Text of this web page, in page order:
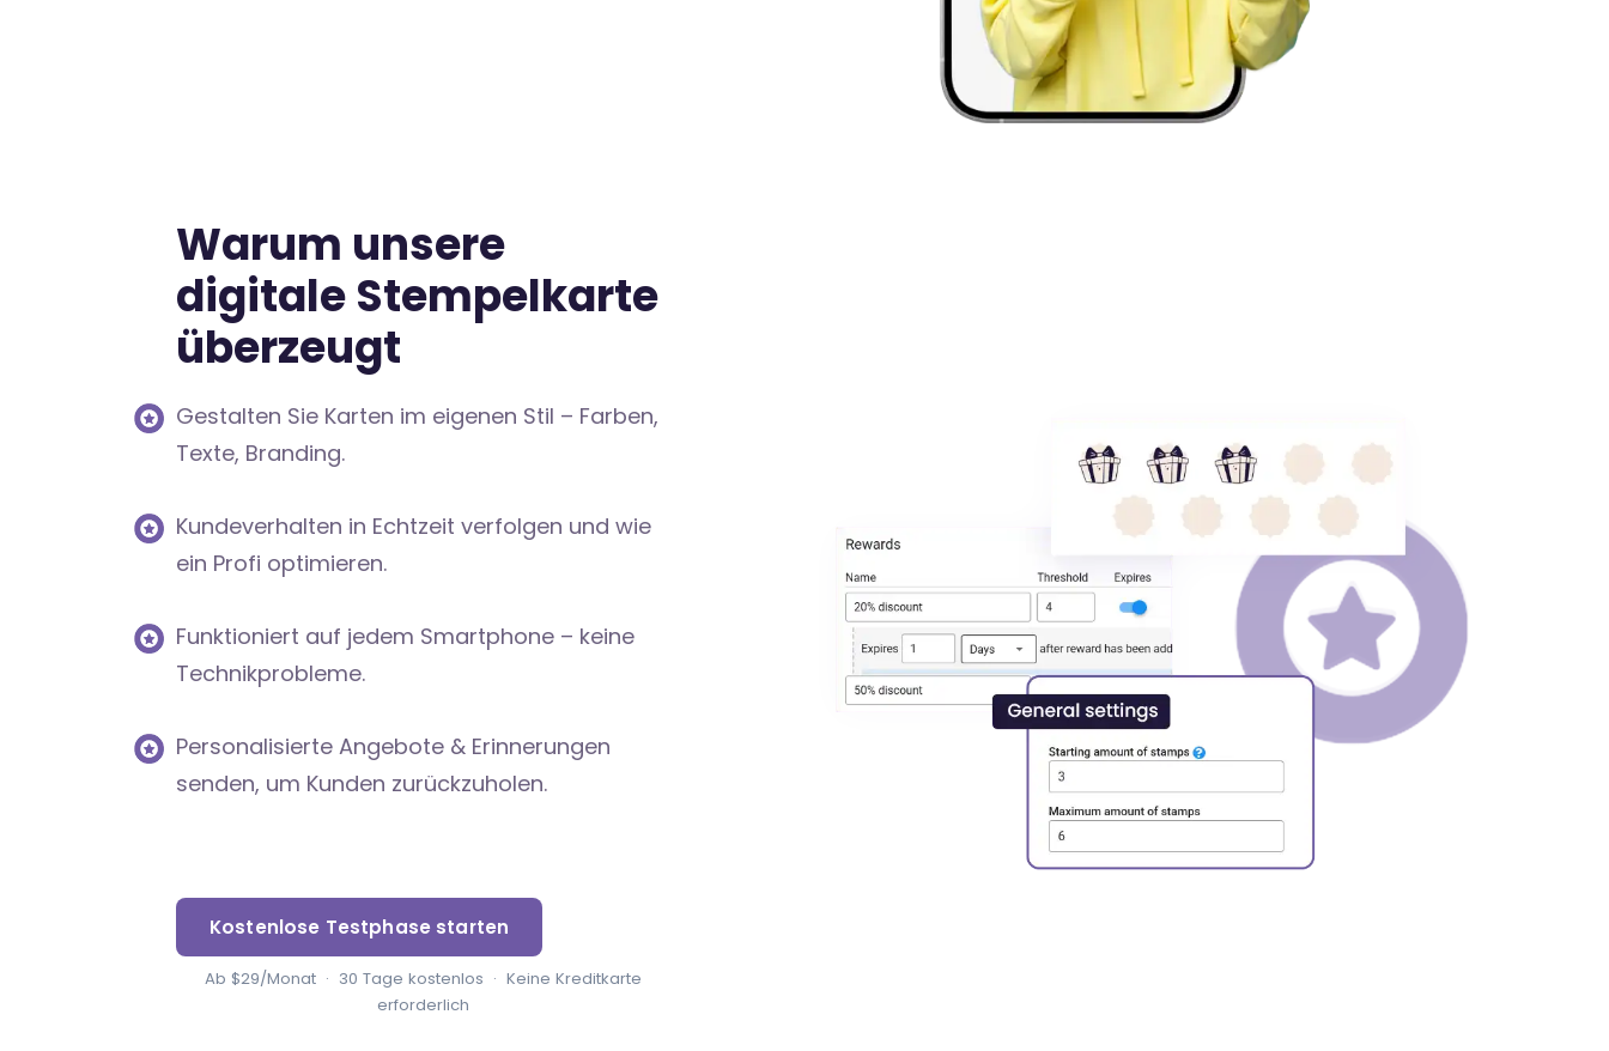
Warum unsere
digitale Stempelkarte
überzeugt
Gestalten Sie Karten im eigenen Stil – Farben,
Texte, Branding.
Kundeverhalten in Echtzeit verfolgen und wie
ein Profi optimieren.
Funktioniert auf jedem Smartphone – keine
Technikprobleme.
Personalisierte Angebote & Erinnerungen
senden, um Kunden zurückzuholen.
Kostenlose Testphase starten
Ab $29/Monat · 30 Tage kostenlos · Keine Kreditkarte
erforderlich